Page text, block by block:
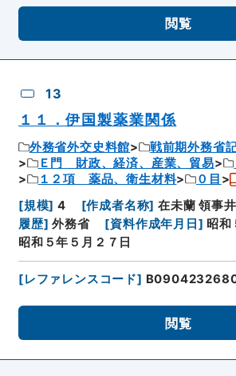
閲覧
13
１１．伊国製薬業関係
外務省外交史料館
戦前期外務省
Ｅ門 財政、経済、産業、貿易
１２項 薬品、衛生材料
０目
[規模] 4 [作成者名称] 在未蘭 領事
履歴] 外務省 [資料作成年月日 ] 昭和
昭和５年５月２７日
[レファレンスコード]
閲覧